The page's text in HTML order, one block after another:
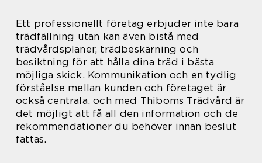
Ett professionellt företag erbjuder inte bara
trädfällning utan kan även bistå med
trädvårdsplaner, trädbeskärning och
besiktning för att hålla dina träd i bästa
möjliga skick. Kommunikation och en tydlig
förståelse mellan kunden och företaget är
också centrala, och med Thiboms Trädvård är
det möjligt att få all den information och de
rekommendationer du behöver innan beslut
fattas.